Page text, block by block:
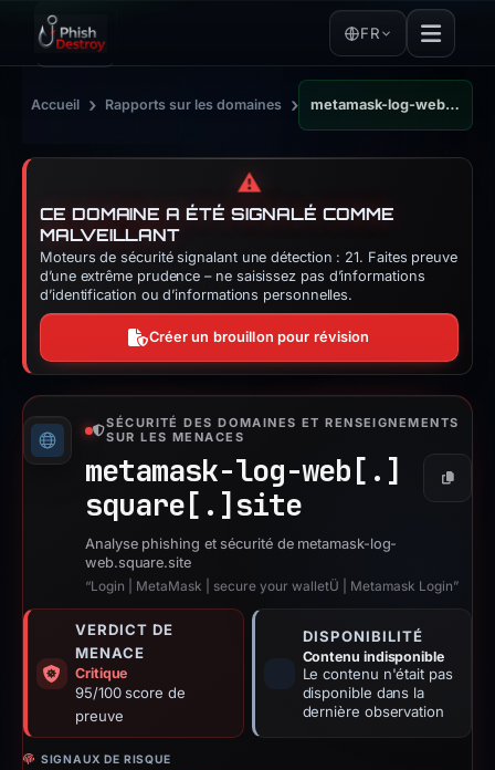
FR
Accueil › Rapports sur les domaines › metamask-log-web.square.site
⚠️
CE DOMAINE A ÉTÉ SIGNALÉ COMME
MALVEILLANT
Moteurs de sécurité signalant une détection : 21. Faites preuve
d’une extrême prudence – ne saisissez pas d’informations
d’identification ou d’informations personnelles.
Créer un brouillon pour révision
SÉCURITÉ DES DOMAINES ET RENSEIGNEMENTS
SUR LES MENACES
metamask-log-web[.]
square[.] site
Copier
Analyse phishing et sécurité de metamask-log-
web.square.site
“Login | MetaMask | secure your walletÜ | Metamask Login”
VERDICT DE
MENACE
Critique
95/100 score de
preuve
DISPONIBILITÉ
Contenu indisponible
Le contenu n'était pas
disponible dans la
dernière observation
SIGNAUX DE RISQUE